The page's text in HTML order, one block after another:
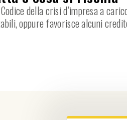
della crisi d’impresa a
oppure favorisce alcuni